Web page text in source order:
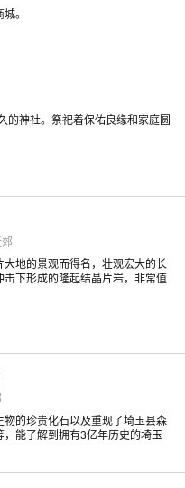
。
的神社。祭祀着保佑良缘和家庭圆
大地的景观而得名，壮观宏大的长
下形成的隆起结晶片岩，非常值
物的珍贵化石以及重现了埼玉县森
，能了解到拥有3亿年历史的埼玉